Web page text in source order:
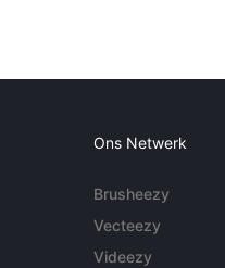
Ons Netwerk
Brusheezy
Vecteezy
Videezy